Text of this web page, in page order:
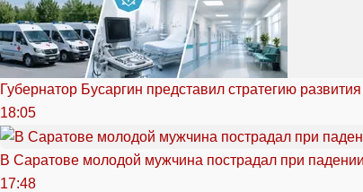
Губернатор Бусаргин представил стратегию
18:05
В Саратове молодой мужчина пострадал при
17:48